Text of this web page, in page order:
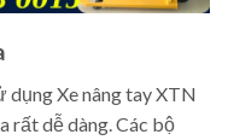
Xe nâng tay XTN
rất dễ dàng. Các bộ